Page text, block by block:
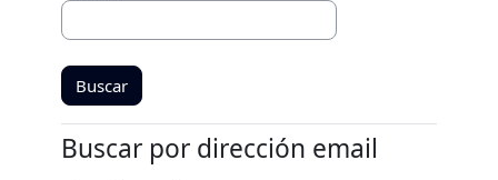
Buscar por dirección email
Buscar por dirección email